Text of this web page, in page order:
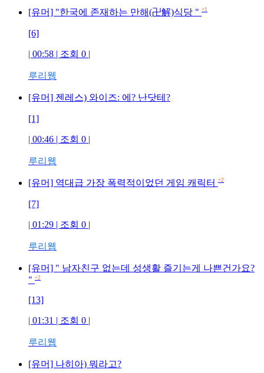
[유머] "한국에 존재하는 만해(卍解)식당 " +1
[6]
| 00:58 | 조회 0 |
루리웹
[유머] 젠레스) 와이즈: 에? 난닷테?
[1]
| 00:46 | 조회 0 |
루리웹
[유머] 역대급 가장 폭력적이었던 게임 캐릭터 +2
[7]
| 01:29 | 조회 0 |
루리웹
[유머] " 남자친구 없는데 성생활 즐기는게 나쁜건가요?
" +2
[13]
| 01:31 | 조회 0 |
루리웹
[유머] 나히아) 뭐라고?